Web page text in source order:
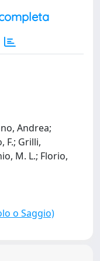
Andrea;
F.; Grilli,
M. L.; Florio,
o Saggio)